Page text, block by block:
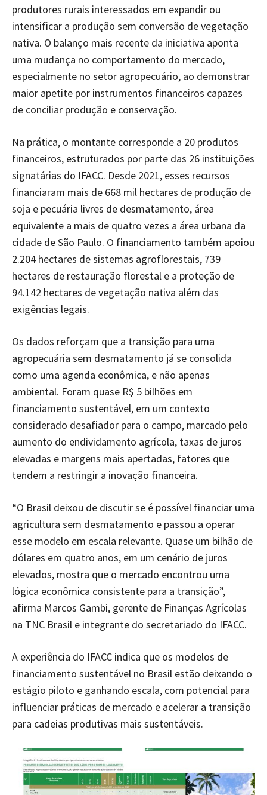
produtores rurais interessados em expandir ou
intensificar a produção sem conversão de vegetação
nativa. O balanço mais recente da iniciativa aponta
uma mudança no comportamento do mercado,
especialmente no setor agropecuário, ao demonstrar
maior apetite por instrumentos financeiros capazes
de conciliar produção e conservação.
Na prática, o montante corresponde a 20 produtos
financeiros, estruturados por parte das 26 instituições
signatárias do IFACC. Desde 2021, esses recursos
financiaram mais de 668 mil hectares de produção de
soja e pecuária livres de desmatamento, área
equivalente a mais de quatro vezes a área urbana da
cidade de São Paulo. O financiamento também apoiou
2.204 hectares de sistemas agroflorestais, 739
hectares de restauração florestal e a proteção de
94.142 hectares de vegetação nativa além das
exigências legais.
Os dados reforçam que a transição para uma
agropecuária sem desmatamento já se consolida
como uma agenda econômica, e não apenas
ambiental. Foram quase R$ 5 bilhões em
financiamento sustentável, em um contexto
considerado desafiador para o campo, marcado pelo
aumento do endividamento agrícola, taxas de juros
elevadas e margens mais apertadas, fatores que
tendem a restringir a inovação financeira.
“O Brasil deixou de discutir se é possível financiar uma
agricultura sem desmatamento e passou a operar
esse modelo em escala relevante. Quase um bilhão de
dólares em quatro anos, em um cenário de juros
elevados, mostra que o mercado encontrou uma
lógica econômica consistente para a transição”,
afirma Marcos Gambi, gerente de Finanças Agrícolas
na TNC Brasil e integrante do secretariado do IFACC.
A experiência do IFACC indica que os modelos de
financiamento sustentável no Brasil estão deixando o
estágio piloto e ganhando escala, com potencial para
influenciar práticas de mercado e acelerar a transição
para cadeias produtivas mais sustentáveis.